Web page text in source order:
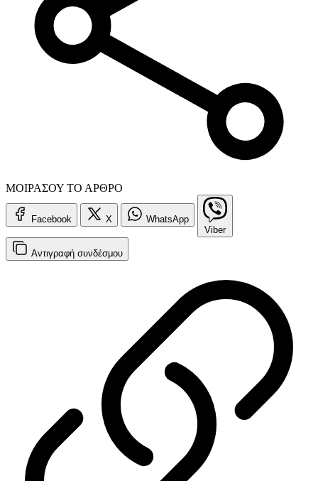
ΜΟΙΡΑΣΟΥ ΤΟ ΑΡΘΡΟ
Facebook X
WhatsApp
Viber
Αντιγραφή συνδέσμου